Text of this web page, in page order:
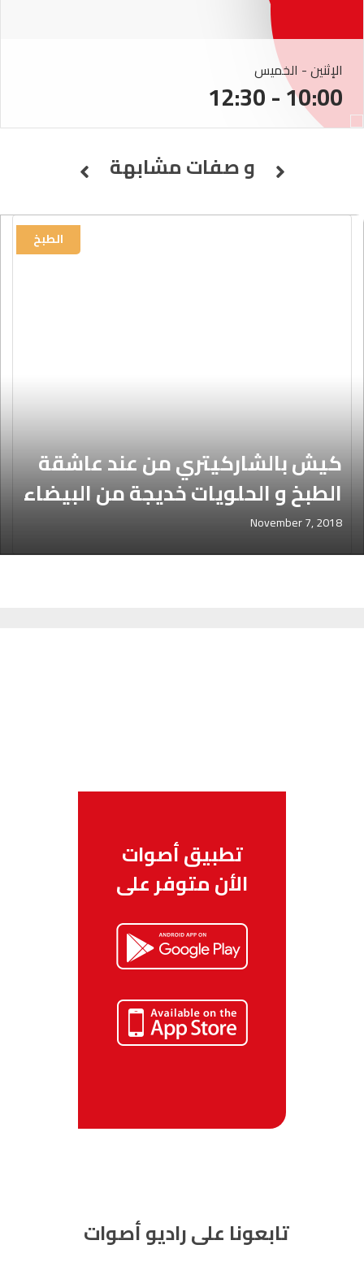
الإثنين - الخميس
10:00 - 12:30
و صفات مشابهة
كيش بالشاركيتري من عند عاشقة
الطبخ و الحلويات خديجة من البيضاء
November 7, 2018
الطبخ
تطبيق أصوات
الأن متوفر على
تابعونا على راديو أصوات